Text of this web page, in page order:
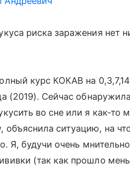
риска заражения нет
курс КОКАВ на
(2019). Сейчас
во сне или я как-то
ситуацию, на
Я, будучи очень
(так как прошло